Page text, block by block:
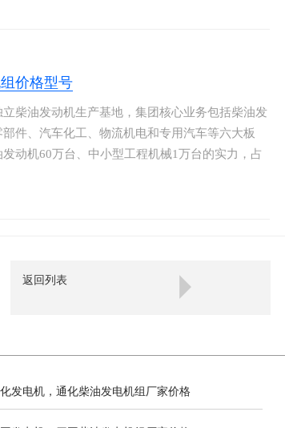
价格型号
柴油发动机生产基地，集团核心业务包括柴油发
件、汽车化工、物流机电和专用汽车等六大板
动机60万台、中小型工程机械1万台的实力，占
返回列表
发电机，通化柴油发电机组厂家价格